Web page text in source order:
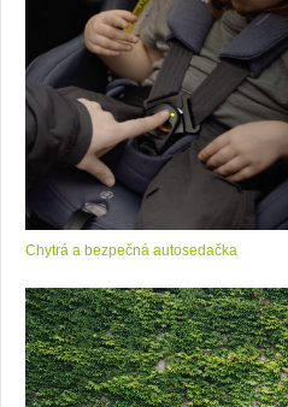
Chytrá a bezpečná autosedačka